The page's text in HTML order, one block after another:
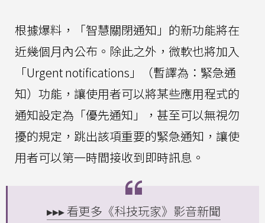
根據爆料，「智慧關閉通知」的新功能將在
近幾個月內公布。除此之外，微軟也將加入
「Urgent notifications」（暫譯為：緊急通
知）功能，讓使用者可以將某些應用程式的
通知設定為「優先通知」，甚至可以無視勿
擾的規定，跳出該項重要的緊急通知，讓使
用者可以第一時間接收到即時訊息。
▸▸▸ 看更多《科技玩家》影音新聞